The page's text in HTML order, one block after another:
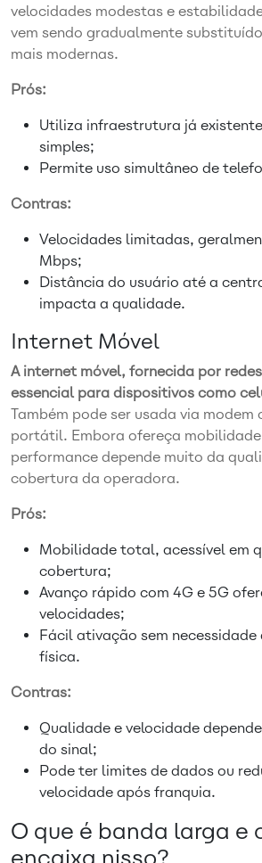
velocidades modestas e
vem sendo gradualmente
mais modernas.
Prós:
Utiliza infraestrutura já
simples;
Permite uso simultâneo de
Contras:
Velocidades limitadas,
Mbps;
Distância do usuário até a
impacta a qualidade.
Internet Móvel
A internet móvel, fornecida por
essencial para dispositivos como
Também pode ser usada via modem
portátil. Embora ofereça
performance depende muito da
cobertura da operadora.
Prós:
Mobilidade total, acessível em
cobertura;
Avanço rápido com 4G e 5G
velocidades;
Fácil ativação sem
física.
Contras:
Qualidade e velocidade
do sinal;
Pode ter limites de dados ou
velocidade após franquia.
O que é banda larga e